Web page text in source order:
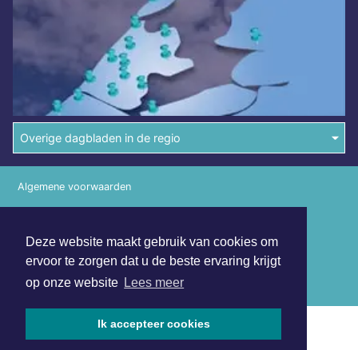
Deze website maakt gebruik van cookies om
ervoor te zorgen dat u de beste ervaring krijgt
op onze website Lees meer
Ik accepteer cookies
Overige dagbladen in de regio
Copyright (c) 2026 | Sneekerdagblad.nl - Alle rechten
voorbehouden
Algemene voorwaarden
Privacy Statement